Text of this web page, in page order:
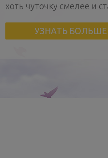
хоть чуточку смелее и
УЗНАТЬ БОЛЬШЕ